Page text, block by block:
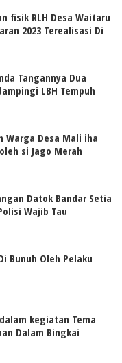
fisik RLH Desa Waitaru
2023 Terealisasi Di
Tangannya Dua
LBH Tempuh
Warga Desa Mali iha
si Jago Merah
Datok Bandar Setia
Wajib Tau
Bunuh Oleh Pelaku
kegiatan Tema
Dalam Bingkai